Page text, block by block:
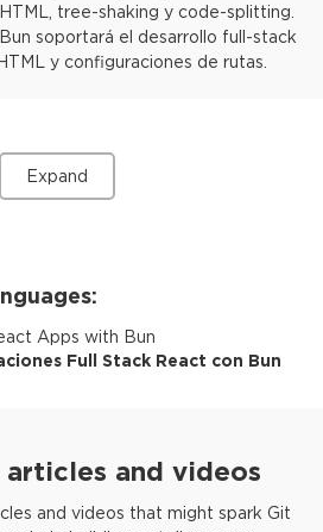
tree-shaking y code-splitting.
soportará el desarrollo full-stack
y configuraciones de rutas.
Expand
Apps with Bun
Full Stack React con Bun
and videos
and videos that might spark Git